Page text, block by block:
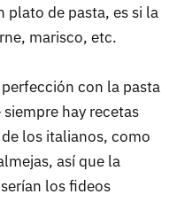
plato de pasta, es si la
marisco, etc.
con la pasta
hay recetas
los italianos, como
así que la
los fideos